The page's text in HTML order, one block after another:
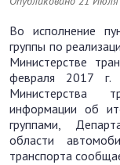
Во исполнение
группы по
Министерстве
февраля 2017
Министерства
информации об
группами,
области
транспорта